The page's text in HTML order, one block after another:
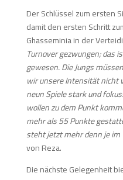
Der Schlüssel zum ersten
damit den ersten Schritt
Ghasseminia in der
Turnover gezwungen; das
gewesen. Die Jungs
wir unsere Intensität nicht
neun Spiele stark und
wollen zu dem Punkt
mehr als 55 Punkte
steht jetzt mehr denn je im
von Reza.
Die nächste Gelegenheit